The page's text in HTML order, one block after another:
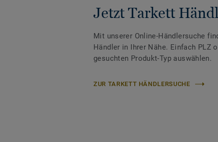
Jetzt Tarkett
Mit unserer Online-Händlersuche
Händler in Ihrer Nähe. Einfach PLZ
gesuchten Produkt-Typ auswählen.
ZUR TARKETT HÄNDLERSUCHE